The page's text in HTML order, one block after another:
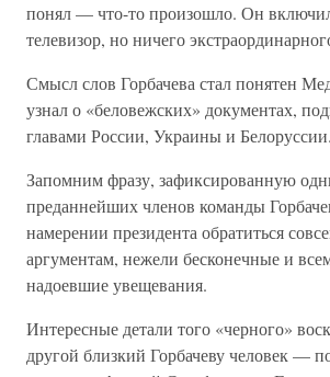
понял — что-то произошло. Он
телевизор, но ничего
Смысл слов Горбачева стал понятен
узнал о «беловежских» документах,
главами России, Украины и Белоруссии.
Запомним фразу, зафиксированную
преданнейших членов команды
намерении президента обратиться
аргументам, нежели бесконечные и
надоевшие увещевания.
Интересные детали того «черного»
другой близкий Горбачеву человек —